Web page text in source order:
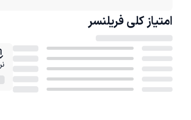
امتیاز کلی فریلنسر